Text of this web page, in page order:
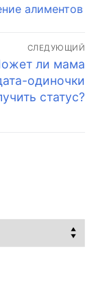
алиментов
СЛЕДУЮЩИЙ
ли мама
одиночки
статус?